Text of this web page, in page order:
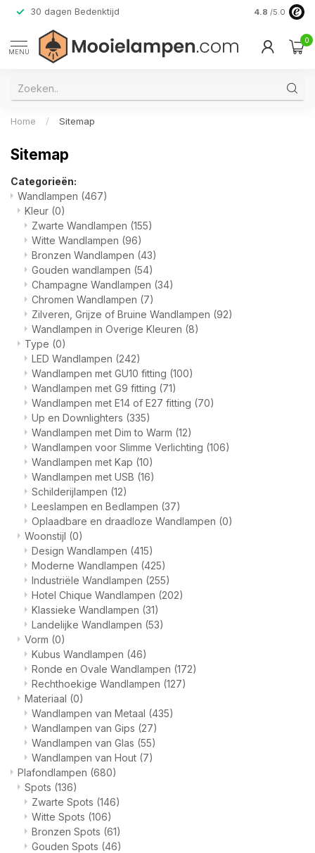
30 dagen Bedenktijd Verzending
4.8 /5.0
MENU
0
Home / Sitemap
Sitemap
Categorieën:
Wandlampen (467)
Kleur (0)
Zwarte Wandlampen (155)
Witte Wandlampen (96)
Bronzen Wandlampen (43)
Gouden wandlampen (54)
Champagne Wandlampen (34)
Chromen Wandlampen (7)
Zilveren, Grijze of Bruine Wandlampen (92)
Wandlampen in Overige Kleuren (8)
Type (0)
LED Wandlampen (242)
Wandlampen met GU10 fitting (100)
Wandlampen met G9 fitting (71)
Wandlampen met E14 of E27 fitting (70)
Up en Downlighters (335)
Wandlampen met Dim to Warm (12)
Wandlampen voor Slimme Verlichting (106)
Wandlampen met Kap (10)
Wandlampen met USB (16)
Schilderijlampen (12)
Leeslampen en Bedlampen (37)
Oplaadbare en draadloze Wandlampen (0)
Woonstijl (0)
Design Wandlampen (415)
Moderne Wandlampen (425)
Industriële Wandlampen (255)
Hotel Chique Wandlampen (202)
Klassieke Wandlampen (31)
Landelijke Wandlampen (53)
Vorm (0)
Kubus Wandlampen (46)
Ronde en Ovale Wandlampen (172)
Rechthoekige Wandlampen (127)
Materiaal (0)
Wandlampen van Metaal (435)
Wandlampen van Gips (27)
Wandlampen van Glas (55)
Wandlampen van Hout (7)
Plafondlampen (680)
Spots (136)
Zwarte Spots (146)
Witte Spots (106)
Bronzen Spots (61)
Gouden Spots (46)